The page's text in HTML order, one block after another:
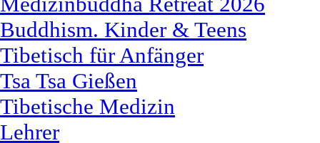
Buddhism. Kinder & Teens
Tibetisch für Anfänger
Tsa Tsa Gießen
Tibetische Medizin
Lehrer